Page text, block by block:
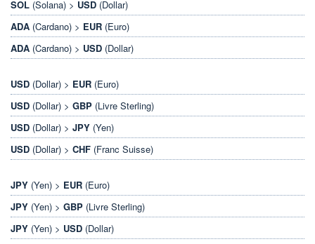
SOL (Solana) > USD (Dollar)
ADA (Cardano) > EUR (Euro)
ADA (Cardano) > USD (Dollar)
USD (Dollar) > EUR (Euro)
USD (Dollar) > GBP (Livre Sterling)
USD (Dollar) > JPY (Yen)
USD (Dollar) > CHF (Franc Suisse)
JPY (Yen) > EUR (Euro)
JPY (Yen) > GBP (Livre Sterling)
JPY (Yen) > USD (Dollar)